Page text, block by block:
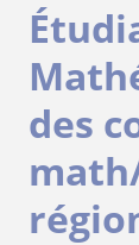
des